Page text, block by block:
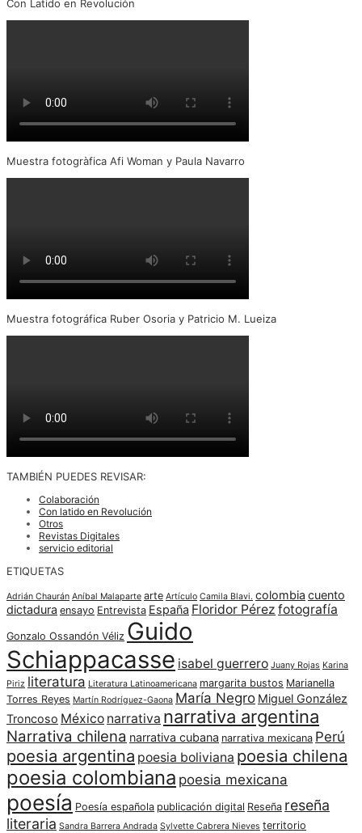
Con Latido en Revolución
Muestra fotogràfica Afi Woman y Paula Navarro
Muestra fotográfica Ruber Osoria y Patricio M. Lueiza
TAMBIÉN PUEDES REVISAR:
Colaboración
Con latido en Revolución
Otros
Revistas Digitales
servicio editorial
ETIQUETAS
Adrián Chaurán Aníbal Malaparte arte Artículo Camila Blavi. colombia cuento
dictadura ensayo Entrevista España Floridor Pérez fotografía
Gonzalo Ossandón Véliz Guido
Schiappacasse isabel guerrero Juany Rojas Karina
Piriz literatura Literatura Latinoamericana margarita bustos Marianella
Torres Reyes Martín Rodríguez-Gaona María Negro Miguel González
Troncoso México narrativa narrativa argentina
Narrativa chilena narrativa cubana narrativa mexicana Perú
poesia argentina poesia boliviana poesia chilena
poesia colombiana poesia mexicana
poesía Poesía española publicación digital Reseña reseña
literaria Sandra Barrera Andrada Sylvette Cabrera Nieves territorio